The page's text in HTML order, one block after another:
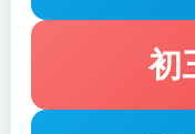
习题强化与真题解
章节同步练习：
针对每个章节的复
进行巩固练习，强
初